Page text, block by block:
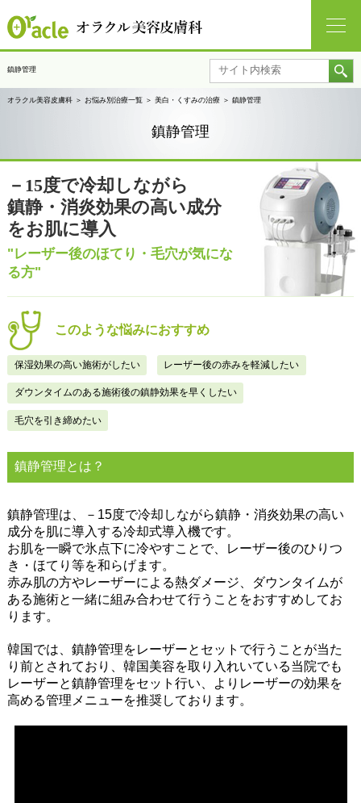
鎮静管理
オラクル美容皮膚科＞ お悩み別治療一覧＞ 美白・くすみの治療＞ 鎮静管理
鎮静管理
－15度で冷却しながら
鎮静・消炎効果の高い成分
をお肌に導入
"レーザー後のほてり・毛穴が気にな
る方"
このような悩みにおすすめ
保湿効果の高い施術がしたい レーザー後の赤みを軽減したい
ダウンタイムのある施術後の鎮静効果を早くしたい
毛穴を引き締めたい
鎮静管理とは？
鎮静管理は、－15度で冷却しながら鎮静・消炎効果の高い
成分を肌に導入する冷却式導入機です。
お肌を一瞬で氷点下に冷やすことで、レーザー後のひりつ
き・ほてり等を和らげます。
赤み肌の方やレーザーによる熱ダメージ、ダウンタイムが
ある施術と一緒に組み合わせて行うことをおすすめしてお
ります。
韓国では、鎮静管理をレーザーとセットで行うことが当た
り前とされており、韓国美容を取り入れいている当院でも
レーザーと鎮静管理をセット行い、よりレーザーの効果を
高める管理メニューを推奨しております。